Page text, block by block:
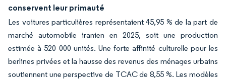
conservent leur primauté
Les voitures particulières représentaient 45,95 % de la part de
marché automobile iranien en 2025, soit une production
estimée à 520 000 unités. Une forte affinité culturelle pour les
berlines privées et la hausse des revenus des ménages urbains
soutiennent une perspective de TCAC de 8,55 %. Les modèles